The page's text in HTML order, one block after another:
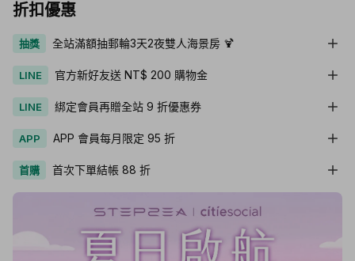
折扣優惠
抽獎 全站滿額抽郵輪3天2夜雙人海景房 🍹
LINE 官方新好友送 NT$ 200 購物金
LINE 綁定會員再贈全站 9 折優惠券
APP APP 會員每月限定 95 折
首購 首次下單結帳 88 折